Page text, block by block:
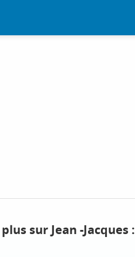
sur Jean -Jacques :